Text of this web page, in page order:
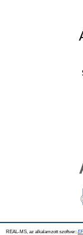
REAL-MS, az alkalamzott szoftver: